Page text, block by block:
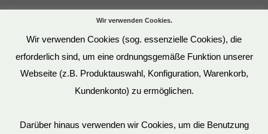
Wir verwenden Cookies.
Wir verwenden Cookies (sog. essenzielle Cookies), die
erforderlich sind, um eine ordnungsgemäße Funktion unserer
Webseite (z.B. Produktauswahl, Konfiguration, Warenkorb,
Kundenkonto) zu ermöglichen.
Darüber hinaus verwenden wir Cookies, um die Benutzung